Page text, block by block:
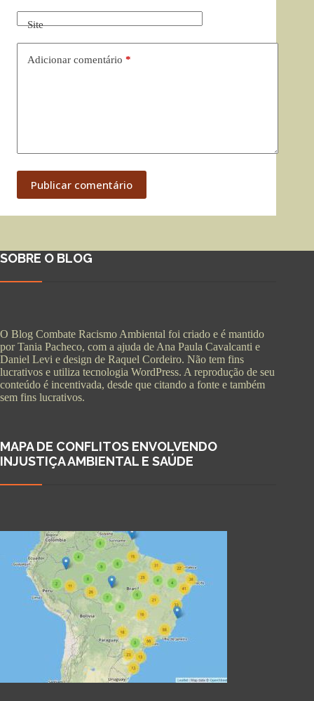
Site
Adicionar comentário *
Publicar comentário
SOBRE O BLOG
O Blog Combate Racismo Ambiental foi criado e é mantido
por Tania Pacheco, com a ajuda de Ana Paula Cavalcanti e
Daniel Levi e design de Raquel Cordeiro. Não tem fins
lucrativos e utiliza tecnologia WordPress. A reprodução de seu
conteúdo é incentivada, desde que citando a fonte e também
sem fins lucrativos.
MAPA DE CONFLITOS ENVOLVENDO
INJUSTIÇA AMBIENTAL E SAÚDE